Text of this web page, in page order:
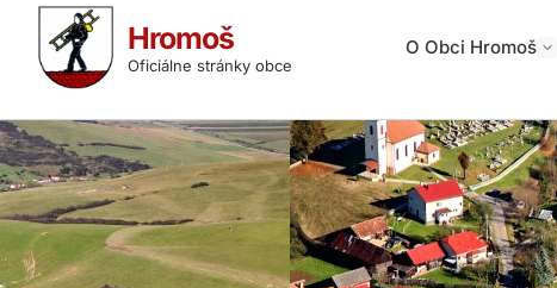
Hromoš
Oficiálne stránky obce
O Obci Hromoš